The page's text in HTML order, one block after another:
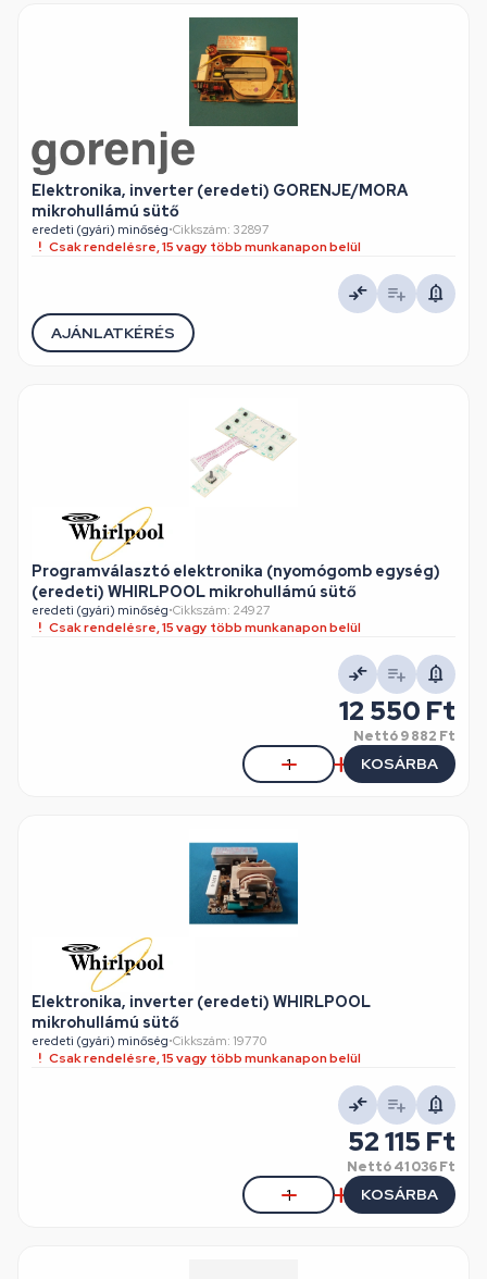
Elektronika, inverter (eredeti) GORENJE/MORA
mikrohullámú sütő
eredeti (gyári) minőség•Cikkszám: 32897
Csak rendelésre, 15 vagy több munkanapon belül
AJÁNLATKÉRÉS
Programválasztó elektronika (nyomógomb egység)
(eredeti) WHIRLPOOL mikrohullámú sütő
eredeti (gyári) minőség•Cikkszám: 24927
Csak rendelésre, 15 vagy több munkanapon belül
12 550 Ft
Nettó9 882 Ft
KOSÁRBA
Elektronika, inverter (eredeti) WHIRLPOOL
mikrohullámú sütő
eredeti (gyári) minőség•Cikkszám: 19770
Csak rendelésre, 15 vagy több munkanapon belül
52 115 Ft
Nettó41 036 Ft
KOSÁRBA